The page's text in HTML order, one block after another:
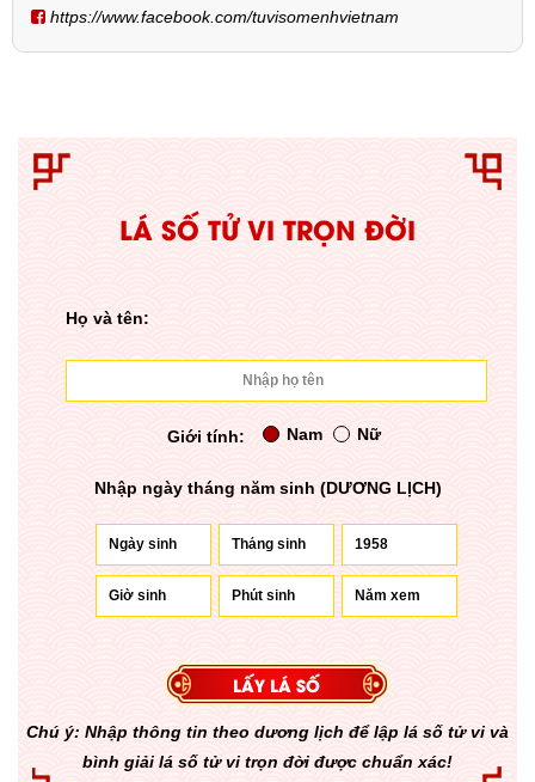
https://www.facebook.com/tuvisomenhvietnam
LÁ SỐ TỬ VI TRỌN ĐỜI
Họ và tên:
Giới tính: Nam Nữ
Nhập ngày tháng năm sinh (DƯƠNG LỊCH)
Chú ý: Nhập thông tin theo dương lịch để lập lá số tử vi và
bình giải lá số tử vi trọn đời được chuẩn xác!